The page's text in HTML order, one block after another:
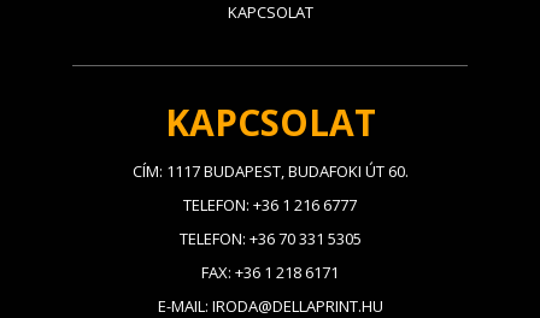
KAPCSOLAT
KAPCSOLAT
CÍM: 1117 BUDAPEST, BUDAFOKI ÚT 60.
TELEFON: +36 1 216 6777
TELEFON: +36 70 331 5305
FAX: +36 1 218 6171
E-MAIL: IRODA@DELLAPRINT.HU